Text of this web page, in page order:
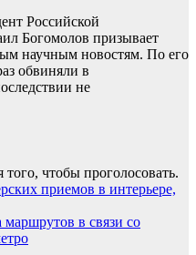
Российской
Богомолов призывает
научным новостям. По его
обвиняли в
не
того, чтобы проголосовать.
приемов в интерьере,
в связи со